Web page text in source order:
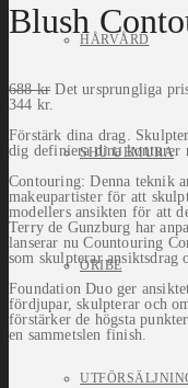
HÅRVÅRD
SHU UEMURA
ORIBE
Blush
688kr Det ursprungliga
344 kr.
Förstärk dina drag.
dig definiera dina konturer
Contouring: Denna teknik
makeupartister för att
modellers ansikten för att
Terry de Gunzburg har
lanserar nu Countouring
som skulpterar
Foundation Duo ger
fördjupar, skulpterar och
förstärker de högsta
en sammetslen finish.